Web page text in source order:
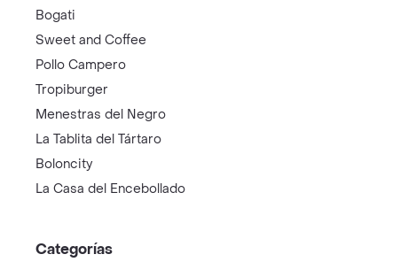
Bogati
Sweet and Coffee
Pollo Campero
Tropiburger
Menestras del Negro
La Tablita del Tártaro
Boloncity
La Casa del Encebollado
Categorías